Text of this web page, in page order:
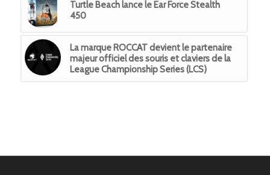
Turtle Beach lance le Ear Force Stealth
450
La marque ROCCAT devient le partenaire
majeur officiel des souris et claviers de la
League Championship Series (LCS)